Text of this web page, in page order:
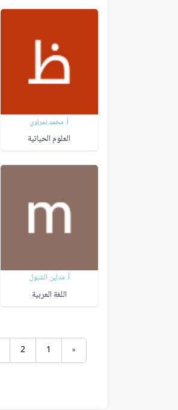
أ. مخمد نمراوي
العلوم الحياتية
أ. مدلين الشبول
اللغة العربية
«
1
2